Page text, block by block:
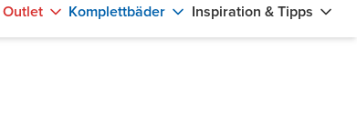
Outlet Komplettbäder Inspiration & Tipps